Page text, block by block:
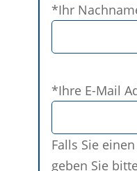
Feld
leer.
*Ihr
lasse
Feld
leer.
*Ihre E-Mail
Falls Sie
geben Sie